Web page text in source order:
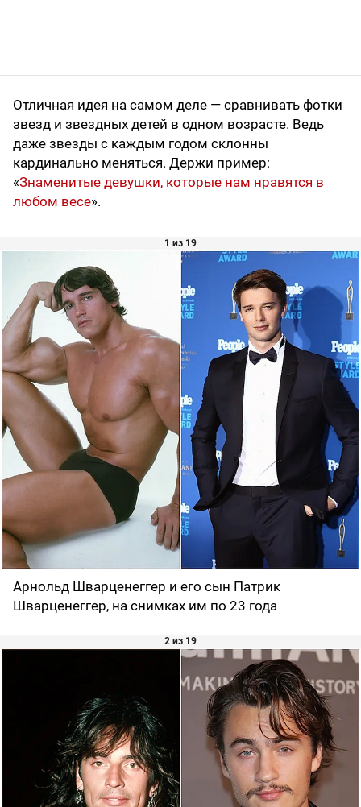
Отличная идея на самом деле — сравнивать фотки
звезд и звездных детей в одном возрасте. Ведь
даже звезды с каждым годом склонны
кардинально меняться. Держи пример:
«Знаменитые девушки, которые нам нравятся в
любом весе».
1 из 19
Арнольд Шварценеггер и его сын Патрик
Шварценеггер, на снимках им по 23 года
2 из 19